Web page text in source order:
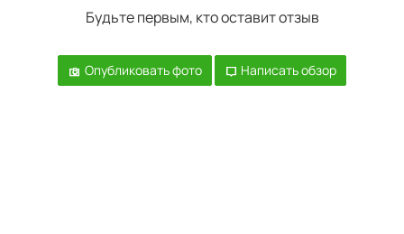
Будьте первым, кто оставит отзыв
Опубликовать фото Написать обзор